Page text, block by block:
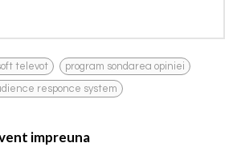
televot program sondarea opiniei
responce system
impreuna